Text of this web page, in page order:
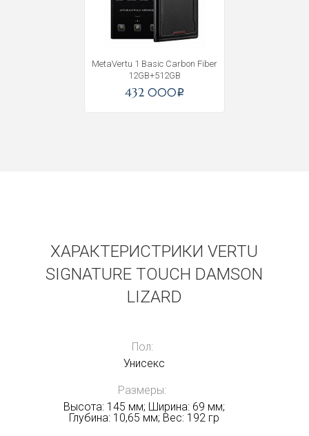
MetaVertu 1 Basic Carbon Fiber
12GB+512GB
432 000i
ХАРАКТЕРИСТРИКИ VERTU
SIGNATURE TOUCH DAMSON
LIZARD
Пол:
Унисекс
Размеры:
Высота: 145 мм; Ширина: 69 мм;
Глубина: 10,65 мм; Вес: 192 гр